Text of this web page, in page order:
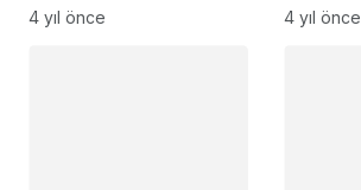
soruşturmasında 6
4 yıl önce 4 yıl önce